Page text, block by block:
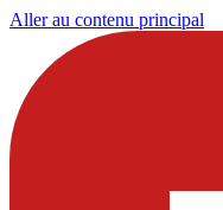
Aller au contenu principal